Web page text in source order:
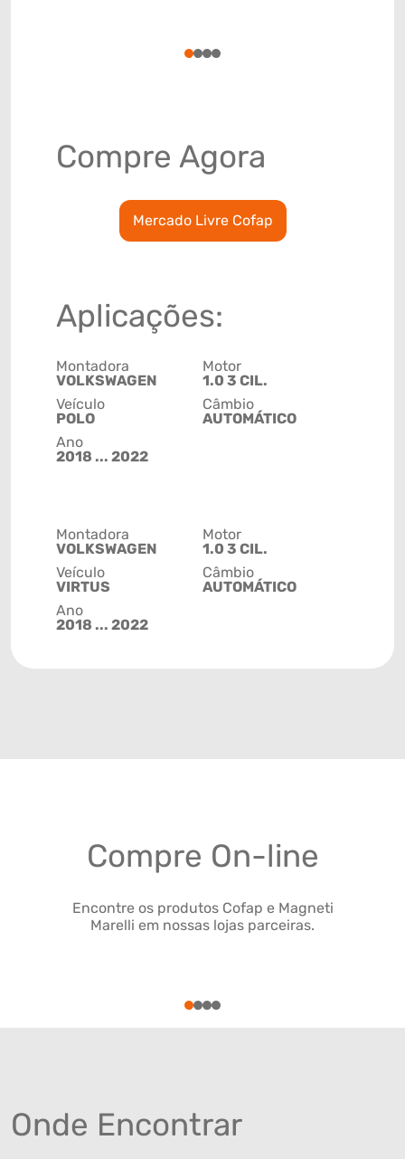
1234
Compre Agora
Mercado Livre Cofap
Aplicações:
Montadora
VOLKSWAGEN
Veículo
POLO
Ano
2018 ... 2022
Motor
1.0 3 CIL.
Câmbio
AUTOMÁTICO
Montadora
VOLKSWAGEN
Veículo
VIRTUS
Ano
2018 ... 2022
Motor
1.0 3 CIL.
Câmbio
AUTOMÁTICO
Compre On-line
Encontre os produtos Cofap e Magneti
Marelli em nossas lojas parceiras.
1234
Onde Encontrar